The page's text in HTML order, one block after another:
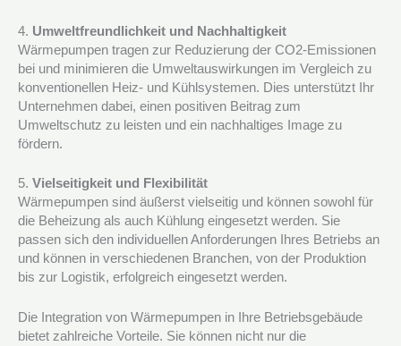
4. Umweltfreundlichkeit und Nachhaltigkeit
Wärmepumpen tragen zur Reduzierung der CO2-Emissionen
bei und minimieren die Umweltauswirkungen im Vergleich zu
konventionellen Heiz- und Kühlsystemen. Dies unterstützt Ihr
Unternehmen dabei, einen positiven Beitrag zum
Umweltschutz zu leisten und ein nachhaltiges Image zu
fördern.
5. Vielseitigkeit und Flexibilität
Wärmepumpen sind äußerst vielseitig und können sowohl für
die Beheizung als auch Kühlung eingesetzt werden. Sie
passen sich den individuellen Anforderungen Ihres Betriebs an
und können in verschiedenen Branchen, von der Produktion
bis zur Logistik, erfolgreich eingesetzt werden.
Die Integration von Wärmepumpen in Ihre Betriebsgebäude
bietet zahlreiche Vorteile. Sie können nicht nur die